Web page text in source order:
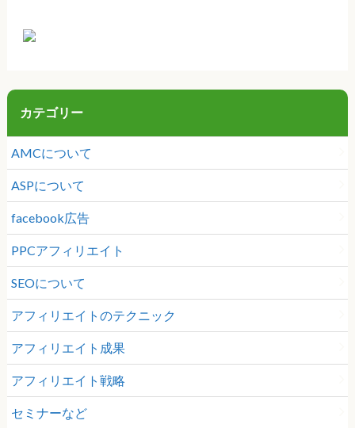
カテゴリー
AMCについて
ASPについて
facebook広告
PPCアフィリエイト
SEOについて
アフィリエイトのテクニック
アフィリエイト成果
アフィリエイト戦略
セミナーなど